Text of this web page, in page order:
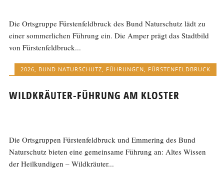
Die Ortsgruppe Fürstenfeldbruck des Bund Naturschutz lädt zu
einer sommerlichen Führung ein. Die Amper prägt das Stadtbild
von Fürstenfeldbruck...
2026, BUND NATURSCHUTZ, FÜHRUNGEN, FÜRSTENFELDBRUCK
WILDKRÄUTER-FÜHRUNG AM KLOSTER
Die Ortsgruppen Fürstenfeldbruck und Emmering des Bund
Naturschutz bieten eine gemeinsame Führung an: Altes Wissen
der Heilkundigen – Wildkräuter...